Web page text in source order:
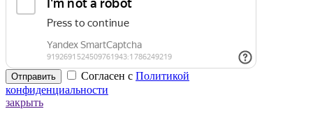
Отправить Согласен с Политикой
конфиденциальности
закрыть